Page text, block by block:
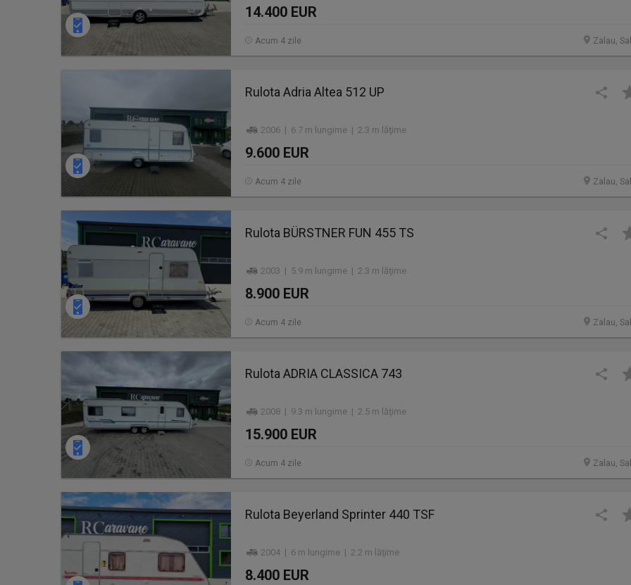
14.400 EUR
Zalau,
Acum 4 zile
Rulota Adria Altea 512 UP
2006 | 6.7 m lungime | 2.3 m lăţime
9.600 EUR
Zalau,
Acum 4 zile
Rulota BÜRSTNER FUN 455 TS
2003 | 5.9 m lungime | 2.3 m lăţime
8.900 EUR
Zalau,
Acum 4 zile
Rulota ADRIA CLASSICA 743
2008 | 9.3 m lungime | 2.5 m lăţime
15.900 EUR
Zalau,
Acum 4 zile
Rulota Beyerland Sprinter 440 TSF
2004 | 6 m lungime | 2.2 m lăţime
8.400 EUR